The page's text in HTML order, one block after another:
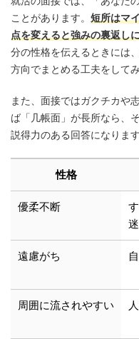
ことがあります。 短所はマ
点を変えると強みの裏返し
分の性格を伝えるときには
方向でまとめる工夫をしてみ
また、面接ではガクチカや
ば「几帳面」が長所なら、
説得力のある回答になります
性格
優柔不断
遠慮がち
周囲に流されやすい